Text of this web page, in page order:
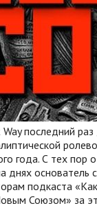
последний раз
года. С тех пор
днях основатель
подкаста
Союзом» за